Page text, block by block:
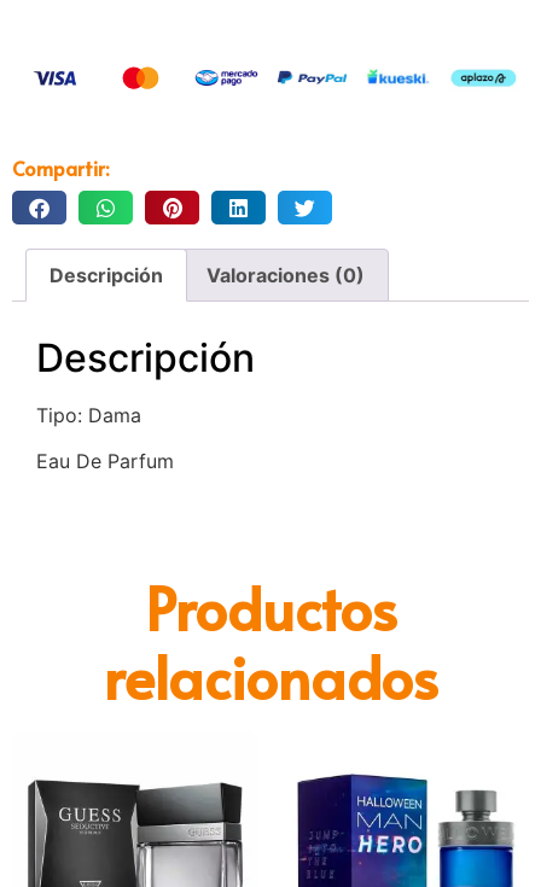
Compartir:
Descripción Valoraciones (0)
Descripción
Tipo: Dama
Eau De Parfum
Productos
relacionados